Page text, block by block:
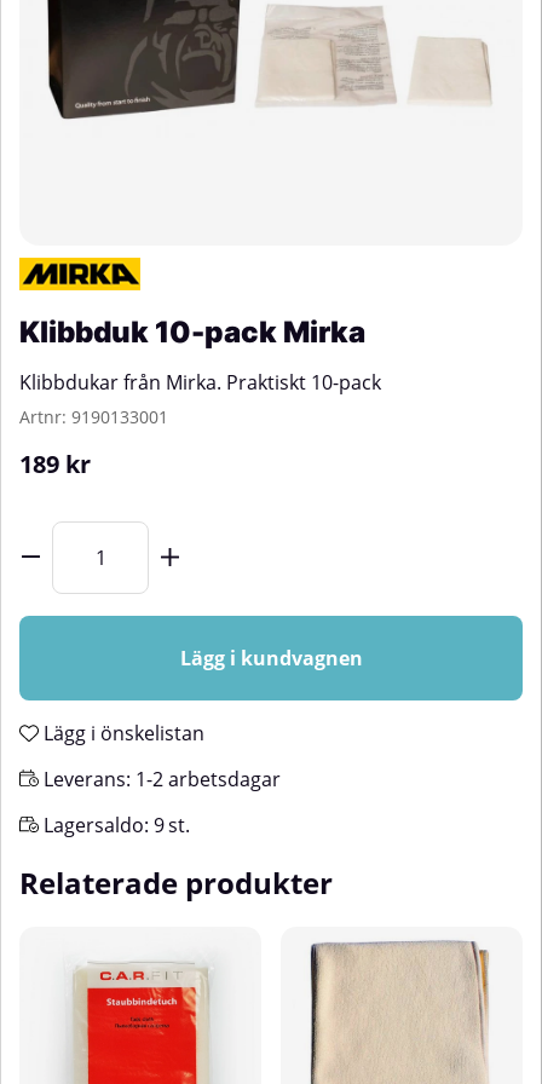
Klibbduk 10-pack Mirka
Klibbdukar från Mirka. Praktiskt 10-pack
Artnr: 9190133001
189 kr
Lägg i kundvagnen
Lägg i önskelistan
Leverans: 1-2 arbetsdagar
Lagersaldo: 9st.
Relaterade produkter